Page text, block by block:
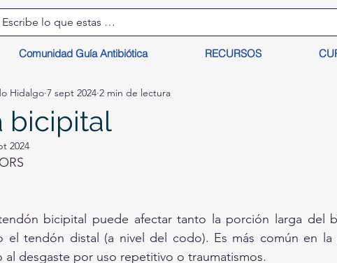
Comunidad Guía Antibiótica RECURSOS
bicipital
Hidalgo 7 sept 2024 2 min de lectura
2024
bicipital puede afectar tanto la porción larga del
el tendón distal (a nivel del codo). Es más común en la
al desgaste por uso repetitivo o traumatismos.